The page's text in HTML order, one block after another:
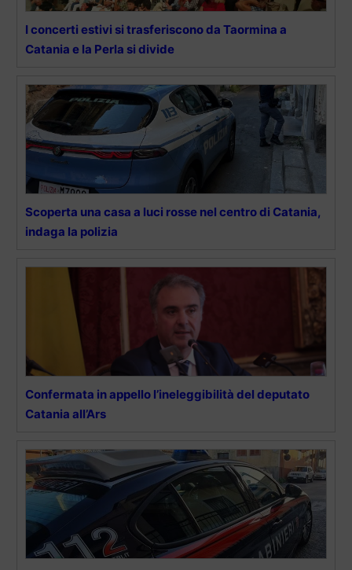
I concerti estivi si trasferiscono da Taormina a
Catania e la Perla si divide
Scoperta una casa a luci rosse nel centro di Catania,
indaga la polizia
Confermata in appello l’ineleggibilità del deputato
Catania all’Ars